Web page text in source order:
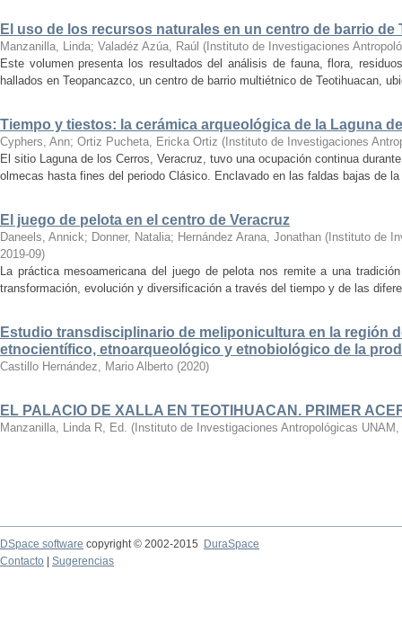
El uso de los recursos naturales en un centro de barrio de
Manzanilla, Linda; Valadéz Azúa, Raúl ( Instituto de Investigaciones
Este volumen presenta los resultados del análisis de fauna, flora,
hallados en Teopancazco, un centro de barrio multiétnico de Teotihuacan,
Tiempo y tiestos: la cerámica arqueológica de la Laguna
Cyphers, Ann; Ortiz Pucheta, Ericka Ortiz ( Instituto de Investigaciones
El sitio Laguna de los Cerros, Veracruz, tuvo una ocupación continua
olmecas hasta fines del periodo Clásico. Enclavado en las faldas bajas de
El juego de pelota en el centro de Veracruz
Daneels, Annick; Donner, Natalia; Hernández Arana, Jonathan ( Instituto de
2019-09)
La práctica mesoamericana del juego de pelota nos remite a una
transformación, evolución y diversificación a través del tiempo y de las
Estudio transdisciplinario de meliponicultura en la región
etnocientífico, etnoarqueológico y etnobiológico de la
Castillo Hernández, Mario Alberto (2020)
EL PALACIO DE XALLA EN TEOTIHUACAN. PRIMER
Manzanilla, Linda R, Ed. ( Instituto de Investigaciones Antropológicas UNAM ,
DSpace software copyright © 2002-2015
DuraSpace
Contacto
Sugerencias